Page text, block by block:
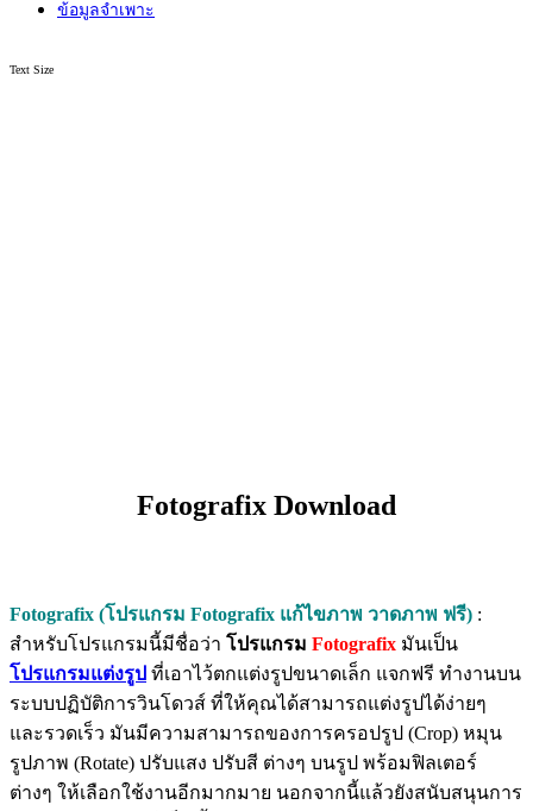
ข้อมูลจำเพาะ
Text Size
Fotografix Download
Fotografix (โปรแกรม Fotografix แก้ไขภาพ วาดภาพ ฟรี) :
สำหรับโปรแกรมนี้มีชื่อว่า โปรแกรม Fotografix มันเป็น
โปรแกรมแต่งรูป ที่เอาไว้ตกแต่งรูปขนาดเล็ก แจกฟรี ทำงานบน
ระบบปฏิบัติการวินโดวส์ ที่ให้คุณได้สามารถแต่งรูปได้ง่ายๆ
และรวดเร็ว มันมีความสามารถของการครอปรูป (Crop) หมุน
รูปภาพ (Rotate) ปรับแสง ปรับสี ต่างๆ บนรูป พร้อมฟิลเตอร์
ต่างๆ ให้เลือกใช้งานอีกมากมาย นอกจากนี้แล้วยังสนับสนุนการ